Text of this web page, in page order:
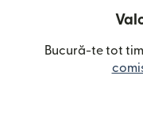
Bucură-te tot